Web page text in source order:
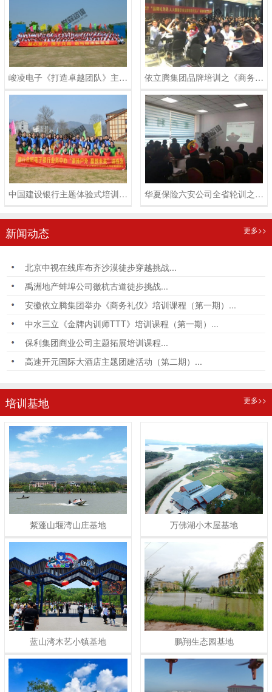
峻凌电子《打造卓越团队》主题团建课程 依立腾集团品牌培训之《商务礼仪》培训课程
中国建设银行主题体验式培训课程 华夏保险六安公司全省轮训之《卓越员工成长体系训练》培训课程
新闻动态 更多>>
北京中视在线库布齐沙漠徒步穿越挑战...
禹洲地产蚌埠公司徽杭古道徒步挑战...
安徽依立腾集团举办《商务礼仪》培训课程（第一期）...
中水三立《金牌内训师TTT》培训课程（第一期）...
保利集团商业公司主题拓展培训课程...
高速开元国际大酒店主题团建活动（第二期）...
培训基地 更多>>
紫蓬山堰湾山庄基地 万佛湖小木屋基地
蓝山湾木艺小镇基地 鹏翔生态园基地